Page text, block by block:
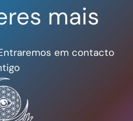
mais
em contacto